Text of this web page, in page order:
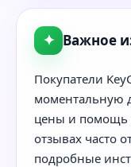
✦ Важное
Покупатели
моментальную
цены и помощь
отзывах часто
подробные